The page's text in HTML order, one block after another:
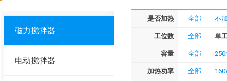
磁力搅拌器
电动搅拌器
是否加热 全部 不
工位数 全部 单
容量 全部
加热功率 全部